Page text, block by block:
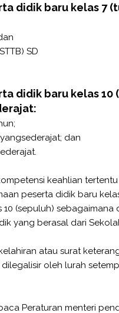
didik baru kelas 7
SD
didik baru kelas 10
dan
keahlian
peserta didik baru
(sepuluh)
yang berasal dari
atau surat
oleh lurah
Peraturan menteri